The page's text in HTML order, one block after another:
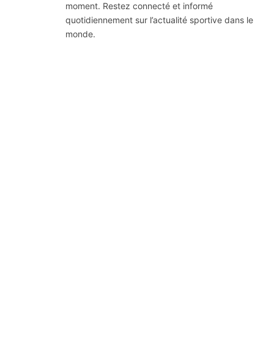
moment. Restez connecté et informé
quotidiennement sur l’actualité sportive dans le
monde.